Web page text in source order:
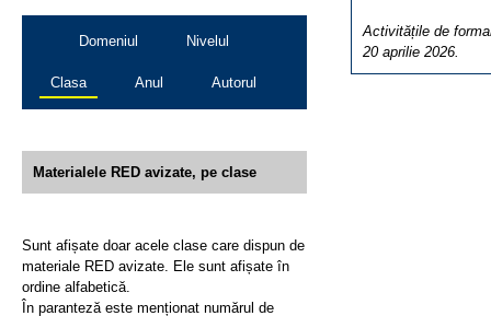
Activitățile de
20 aprilie 2026.
Domeniul Nivelul
Clasa Anul Autorul
Materialele RED avizate, pe clase
Sunt afișate doar acele clase care dispun de
materiale RED avizate. Ele sunt afișate în
ordine alfabetică.
În paranteză este menționat numărul de